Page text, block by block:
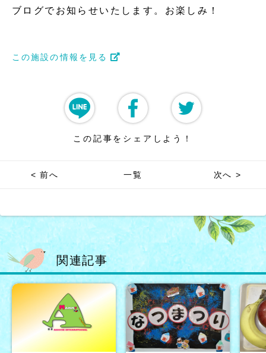
ブログでお知らせいたします。お楽しみ！
この施設の情報を見る
この記事をシェアしよう！
< 前へ 一覧 次へ >
関連記事